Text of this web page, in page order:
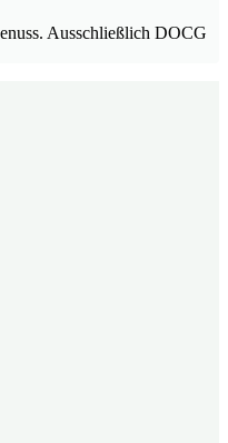
Ausschließlich DOCG